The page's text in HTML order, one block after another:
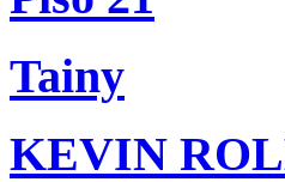
Tainy
KEVIN